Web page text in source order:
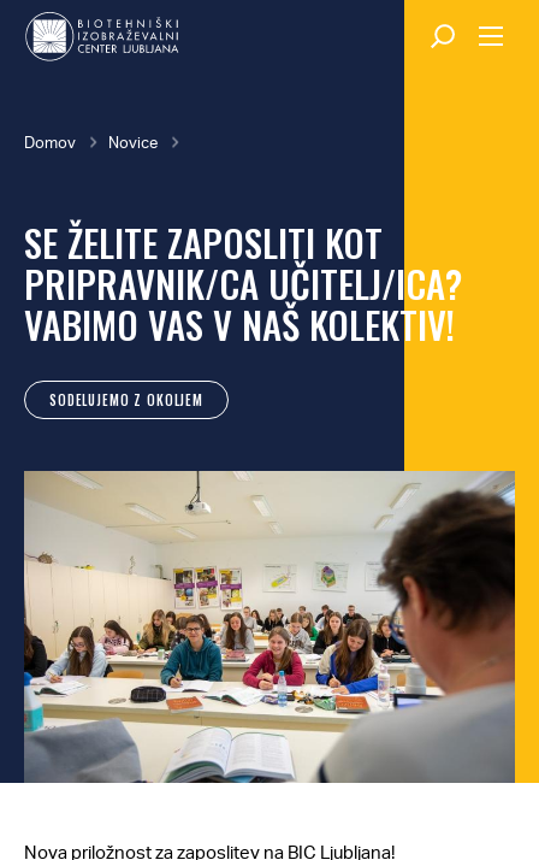
Skok
na
Breadcrumb
Domov Novice
SE ŽELITE ZAPOSLITI KOT
PRIPRAVNIK/CA UČITELJ/ICA?
VABIMO VAS V NAŠ KOLEKTIV!
SODELUJEMO Z OKOLJEM
Nova priložnost za zaposlitev na BIC Ljubljana!